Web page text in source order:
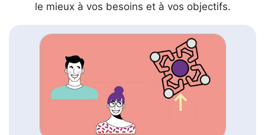
le mieux à vos besoins et à vos objectifs.